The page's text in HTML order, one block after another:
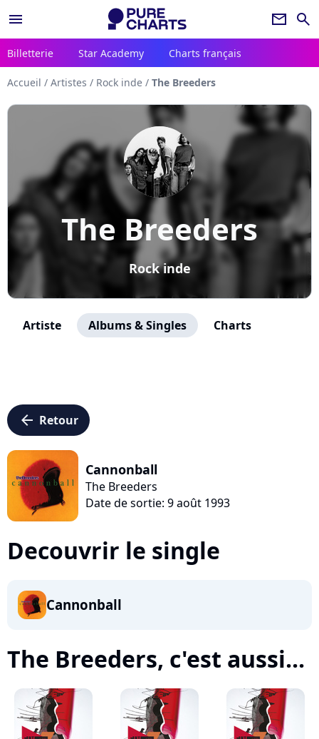
menu newsletter search
Billetterie Star Academy Charts français
Accueil / Artistes / Rock inde / The Breeders
The Breeders
Rock inde
Artiste Albums & Singles Charts
arrow_left Retour
Cannonball
The Breeders
Date de sortie: 9 août 1993
Decouvrir le single
Cannonball
The Breeders, c'est aussi...